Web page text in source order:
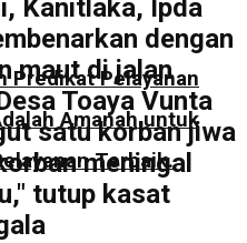
Predikat Pelayanan
Amanah untuk
Terbaik.
Kanitlaka, Ipda
dengan
maut di jalan
Toaya Vunta
satu korban jiwa
meningal
tutup kasat